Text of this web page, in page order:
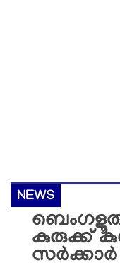
NEWS
കുരുക്ക്
സർക്കാർ